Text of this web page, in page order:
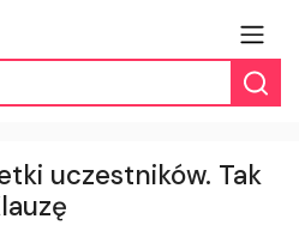
uczestników. Tak